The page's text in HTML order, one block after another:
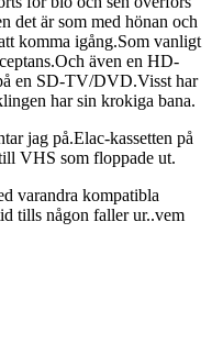
det är som med hönan och
komma igång.Som vanligt
även en HD-
en SD-TV/DVD.Visst har
har sin krokiga bana.
jag på.Elac-kassetten på
VHS som floppade ut.
varandra kompatibla
tills någon faller ur..vem